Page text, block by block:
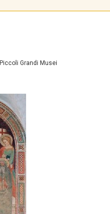
Piccoli Grandi Musei